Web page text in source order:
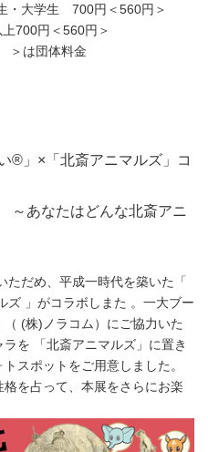
・大学生 700円＜560円＞
700円＜560円＞
は団体料金
®」×「北斎アニマルズ」コ
～あなたはどんな北斎アニ
ただめ、平成一時代を築いた「
ズ 」がコラボしまた 。一大ブー
(株)ノラコム）にご協力いた
を 「北斎アニマルズ」に置き
スポットをご用意しました。
を占って、本展をさらにお楽